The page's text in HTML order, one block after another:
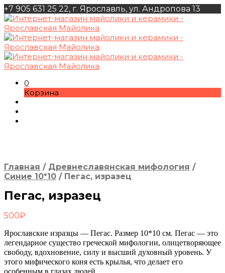
+7 905 631 25 22, г. Ярославль, ул. Андропова 13
0
Корзина
Главная / Древнеславянская мифология /
Синие 10*10 /Пегас, изразец
Пегас, изразец
500₽
Ярославские изразцы — Пегас. Размер 10*10 см. Пегас — это
легендарное существо греческой мифологии, олицетворяющее
свободу, вдохновение, силу и высший духовный уровень. У
этого мифического коня есть крылья, что делает его